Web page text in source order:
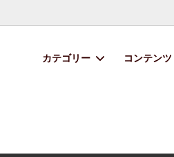
カテゴリー コンテンツ